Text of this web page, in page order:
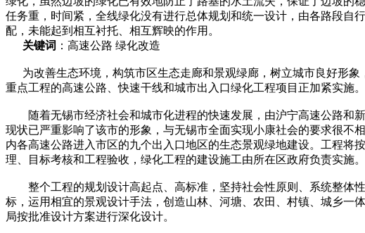
任务重，时间紧，全线绿化没有进行总体规划和统一设计，由各路段自
配，未能起到相互衬托、相互辉映的作用。
关键词 ：高速公路 绿化改造
为改善生态环境，构筑市区生态走廊和景观绿廊，树立城市良好形象
重点工程的高速公路、快速干线和城市出入口绿化工程项目正加紧实施
随着无锡市经济社会和城市化进程的快速发展，由沪宁高速公路和
现状已严重影响了该市的形象，与无锡市全面实现小康社会的要求很不
内各高速公路进入市区的九个出入口地区的生态景观绿地建设。工程将
理、目标考核和工程验收，绿化工程的建设施工由所在区政府负责实施。
整个工程的规划设计高起点、高标准，坚持社会性原则、系统整体性
标，运用相宜的景观设计手法，创造山林、河塘、农田、村镇、城乡一
局按批准设计方案进行深化设计。